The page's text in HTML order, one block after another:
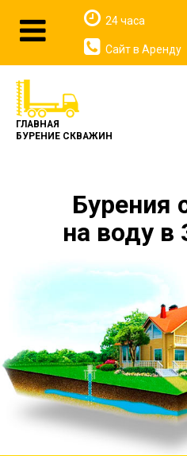
ГЛАВНАЯ
БУРЕНИЕ СКВАЖИН
Бурения
на воду в
24 часа
Сайт в Аренду